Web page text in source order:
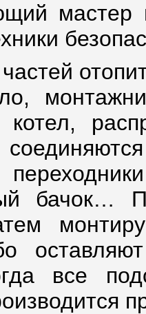
мастер
котел,
бачок…
все